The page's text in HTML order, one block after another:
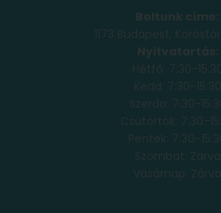
Boltunk címe:
1173 Budapest,
Nyitvatartás:
Hétfő: 7:30-
Kedd: 7:30-15:30
Szerda: 7:30-
Csütörtök: 7:30-
Péntek: 7:30-
Szombat: Zárva
Vasárnap: Zárva